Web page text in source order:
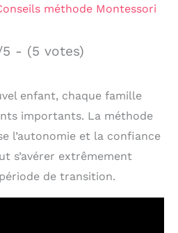
méthode Montessori
5 - (5 votes)
enfant, chaque famille
importants. La méthode
l’autonomie et la confiance
s’avérer extrêmement
de transition.